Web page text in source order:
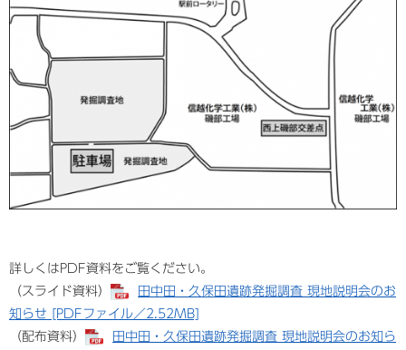
詳しくはPDF資料をご覧ください。
（スライド資料）
田中田・久保田遺跡発掘調査 現地説明会のお
知らせ [PDFファイル／2.52MB]
​（配布資料）
田中田・久保田遺跡発掘調査 現地説明会のお知ら